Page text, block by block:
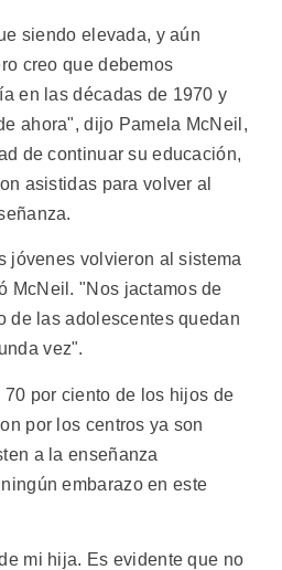
siendo elevada, y aún
creo que debemos
en las décadas de 1970 y
ahora", dijo Pamela McNeil,
de continuar su educación,
asistidas para volver al
jóvenes volvieron al sistema
McNeil. "Nos jactamos de
de las adolescentes quedan
vez".
por ciento de los hijos de
por los centros ya son
a la enseñanza
embarazo en este
mi hija. Es evidente que no